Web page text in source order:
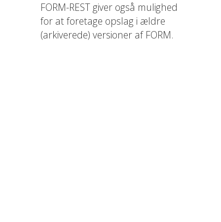
FORM-REST giver også mulighed
for at foretage opslag i ældre
(arkiverede) versioner af FORM.